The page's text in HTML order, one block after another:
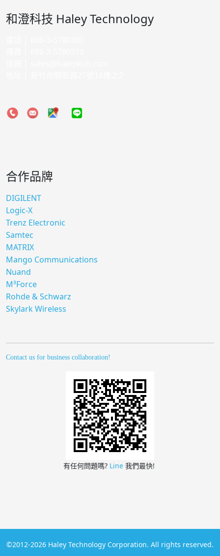
和澄科技 Haley Technology
合作品牌
DIGILENT
Logic-X
Trenz Electronic
Samtec
MATRIX
Mango Communications
Nuand
M³Force
Rohde & Schwarz
Skylark Wireless
Contact us for business collaboration!
有任何問題嗎? Line 我們最快!
©2012-2026 Haley Technology Corporation. All rights reserved.